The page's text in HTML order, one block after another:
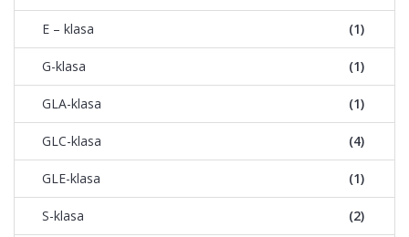
E – klasa (1)
G-klasa (1)
GLA-klasa (1)
GLC-klasa (4)
GLE-klasa (1)
S-klasa (2)